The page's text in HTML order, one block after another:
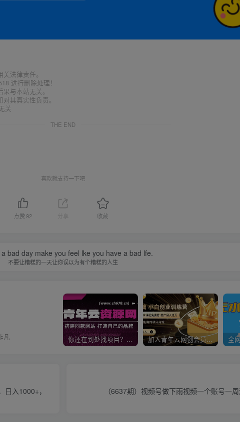
法律责任。
进行删除处理！
与本站无关。
其真实性负责。
关
THE END
喜欢就支持一下吧
点赞92 收藏
a bad day make you feel lke you have a bad lfe.
不要让糟糕的一天让你误以为有个糟糕的人生
凡 你还在到处找项目？还在当韭菜？我靠卖项目一个月收入5万+，曾经我也是个失败者。 加入青年云网创会员，全站资源免费学习。加入高级合伙人，推广日入1000+
入1000+，
（6637期）视频号做下雨视频一个账号一